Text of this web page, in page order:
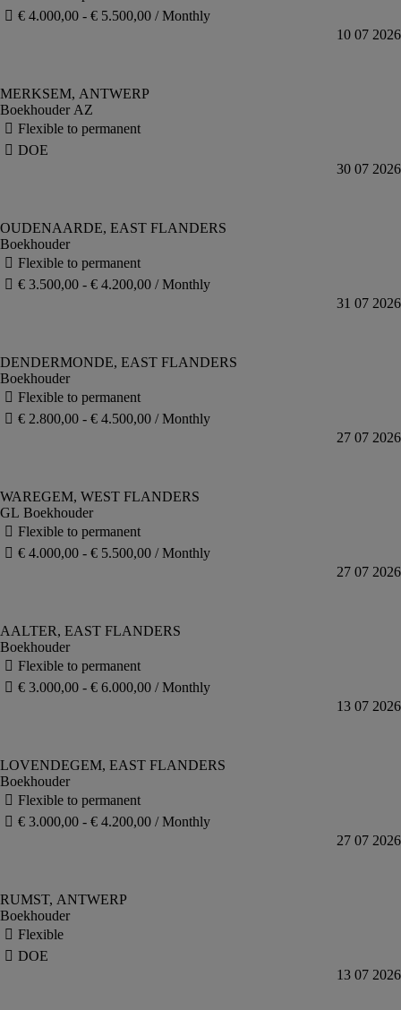
Boekhouder AZ
Boekhouder
Boekhouder
GL Boekhouder
Boekhouder
Boekhouder
Boekhouder